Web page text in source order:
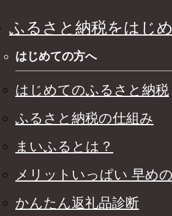
ふるさと納税をはじ
はじめての方へ
はじめてのふるさと納税
ふるさと納税の仕組み
まいふるとは？
メリットいっぱい 早め
かんたん返礼品診断